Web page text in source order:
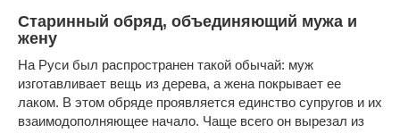
Старинный обряд, объединяющий мужа и
жену
На Руси был распространен такой обычай: муж
изготавливает вещь из дерева, а жена покрывает ее
лаком. В этом обряде проявляется единство супругов и их
взаимодополняющее начало. Чаще всего он вырезал из